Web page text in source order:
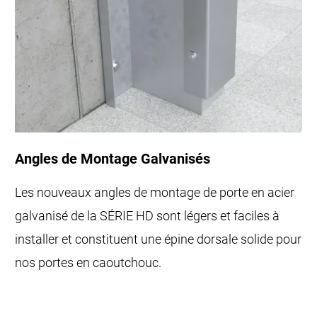
Angles de Montage Galvanisés
Les nouveaux angles de montage de porte en acier
galvanisé de la SÉRIE HD sont légers et faciles à
installer et constituent une épine dorsale solide pour
nos portes en caoutchouc.